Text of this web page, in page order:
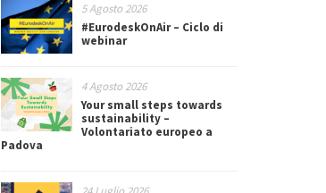
5 Agosto 2026
#EurodeskOnAir – Ciclo di
webinar
4 Agosto 2026
Your small steps towards
sustainability –
Volontariato europeo a
Padova